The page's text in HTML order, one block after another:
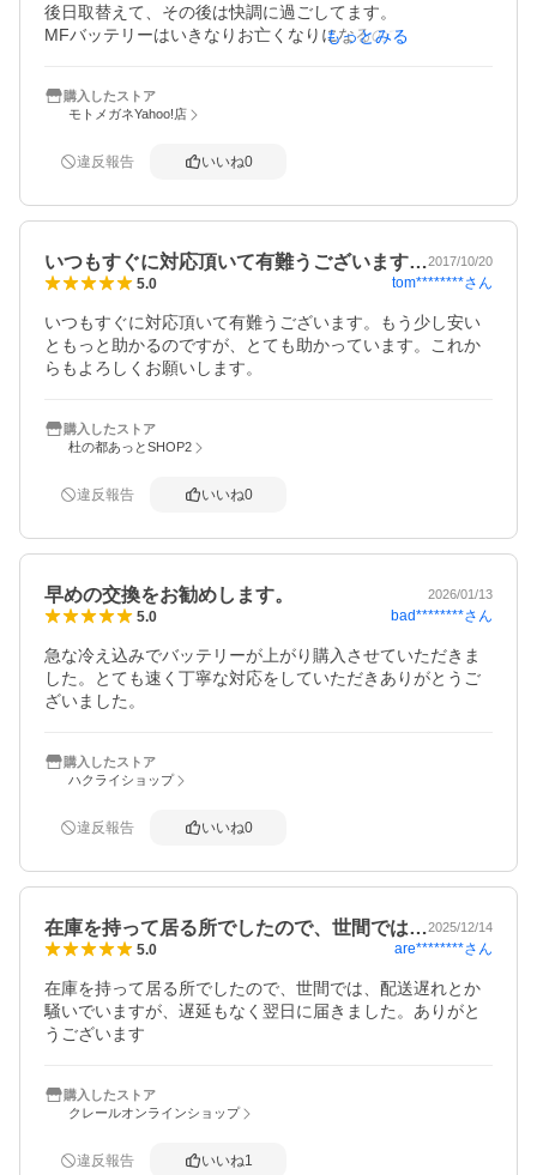
後日取替えて、その後は快調に過ごしてます。
MFバッテリーはいきなりお亡くなりになるので従来品で良
もっとみる
購入したストア
モトメガネYahoo!店
違反報告 いいね0
いつもすぐに対応頂いて有難うございます…2017/10/20
5.0 tom********さん
いつもすぐに対応頂いて有難うございます。もう少し安い
ともっと助かるのですが、とても助かっています。これか
らもよろしくお願いします。
購入したストア
杜の都あっとSHOP2
違反報告 いいね0
早めの交換をお勧めします。 2026/01/13
5.0 bad********さん
急な冷え込みでバッテリーが上がり購入させていただきま
した。とても速く丁寧な対応をしていただきありがとうご
ざいました。
購入したストア
ハクライショップ
違反報告 いいね0
在庫を持って居る所でしたので、世間では…2025/12/14
5.0 are********さん
在庫を持って居る所でしたので、世間では、配送遅れとか
騒いでいますが、遅延もなく翌日に届きました。ありがと
うございます
購入したストア
クレールオンラインショップ
違反報告 いいね1